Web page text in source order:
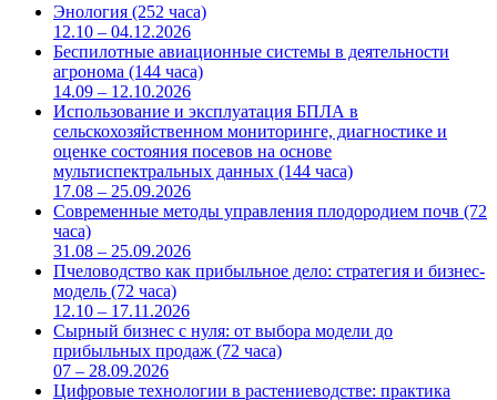
Энология (252 часа)
12.10 – 04.12.2026
Беспилотные авиационные системы в деятельности
агронома (144 часа)
14.09 – 12.10.2026
Использование и эксплуатация БПЛА в
сельскохозяйственном мониторинге, диагностике и
оценке состояния посевов на основе
мультиспектральных данных (144 часа)
17.08 – 25.09.2026
Современные методы управления плодородием почв (72
часа)
31.08 – 25.09.2026
Пчеловодство как прибыльное дело: стратегия и бизнес-
модель (72 часа)
12.10 – 17.11.2026
Сырный бизнес с нуля: от выбора модели до
прибыльных продаж (72 часа)
07 – 28.09.2026
Цифровые технологии в растениеводстве: практика